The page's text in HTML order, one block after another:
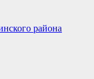
района